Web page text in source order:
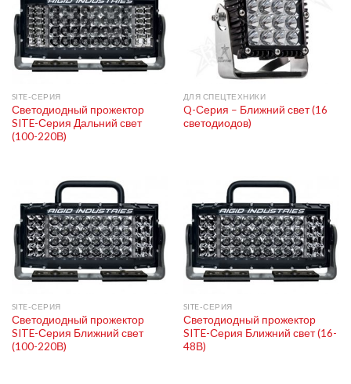
SITE-СЕРИЯ
Светодиодный прожектор
SITE-Серия Дальний свет
(100-220В)
ДЛЯ СПЕЦТЕХНИКИ
Q-Серия – Ближний свет (16
светодиодов)
SITE-СЕРИЯ
Светодиодный прожектор
SITE-Серия Ближний свет
(100-220В)
SITE-СЕРИЯ
Светодиодный прожектор
SITE-Серия Ближний свет (16-
48В)